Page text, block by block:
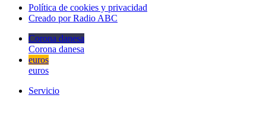
Política de cookies y privacidad
Creado por Radio ABC
Corona danesa
Corona danesa
euros
euros
Servicio